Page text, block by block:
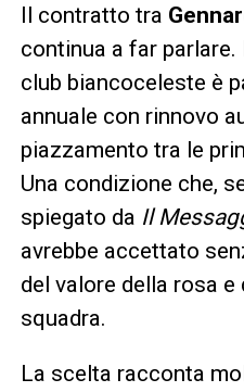
Il contratto tra
continua a far
club biancoceleste è
annuale con rinnovo
piazzamento tra le
Una condizione che,
spiegato da Il
avrebbe accettato
del valore della rosa
squadra.
La scelta racconta